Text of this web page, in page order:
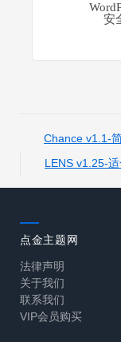
安
Chance v1.1-
LENS v1.25-
点金主题网
法律声明
关于我们
联系我们
VIP会员购买